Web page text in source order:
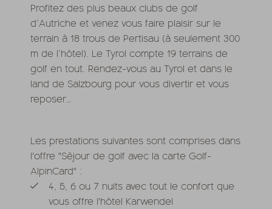
Profitez des plus beaux clubs de golf
d’Autriche et venez vous faire plaisir sur le
terrain à 18 trous de Pertisau (à seulement 300
m de l’hôtel). Le Tyrol compte 19 terrains de
golf en tout. Rendez-vous au Tyrol et dans le
land de Salzbourg pour vous divertir et vous
reposer…
Les prestations suivantes sont comprises dans
l'offre "Séjour de golf avec la carte Golf-
AlpinCard" :
4, 5, 6 ou 7 nuits avec tout le confort que
vous offre l'hôtel Karwendel